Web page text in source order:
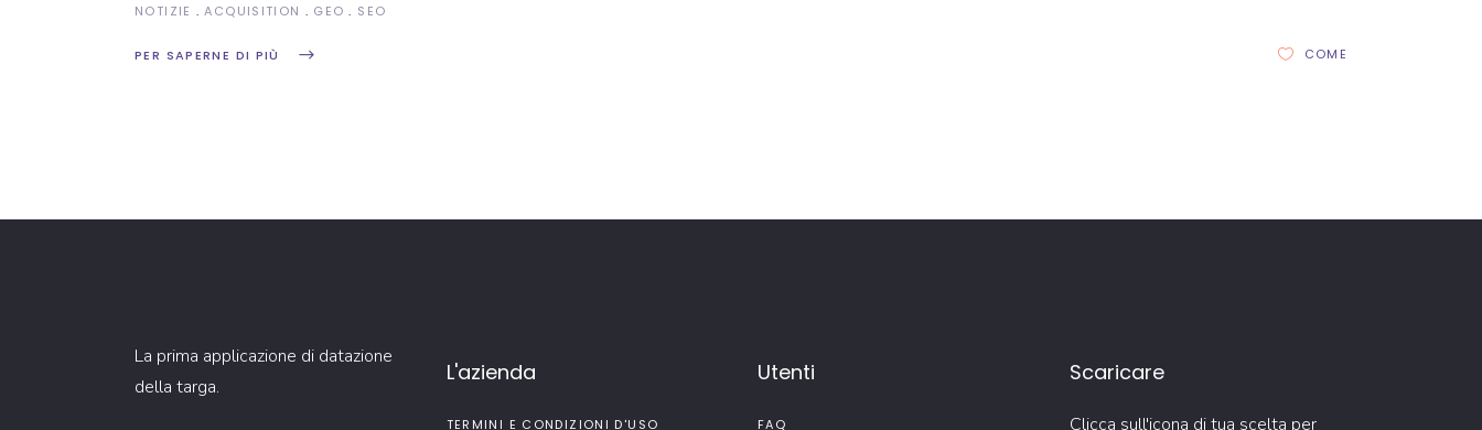
NOTIZIE ACQUISITION GEO SEO
PER SAPERNE DI PIÙ COME
La prima applicazione di datazione
della targa.
L'azienda
TERMINI E CONDIZIONI D'USO
Utenti
FAQ
Scaricare
Clicca sull'icona di tua scelta per